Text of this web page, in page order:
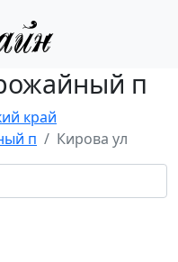
п
край
п Кирова ул